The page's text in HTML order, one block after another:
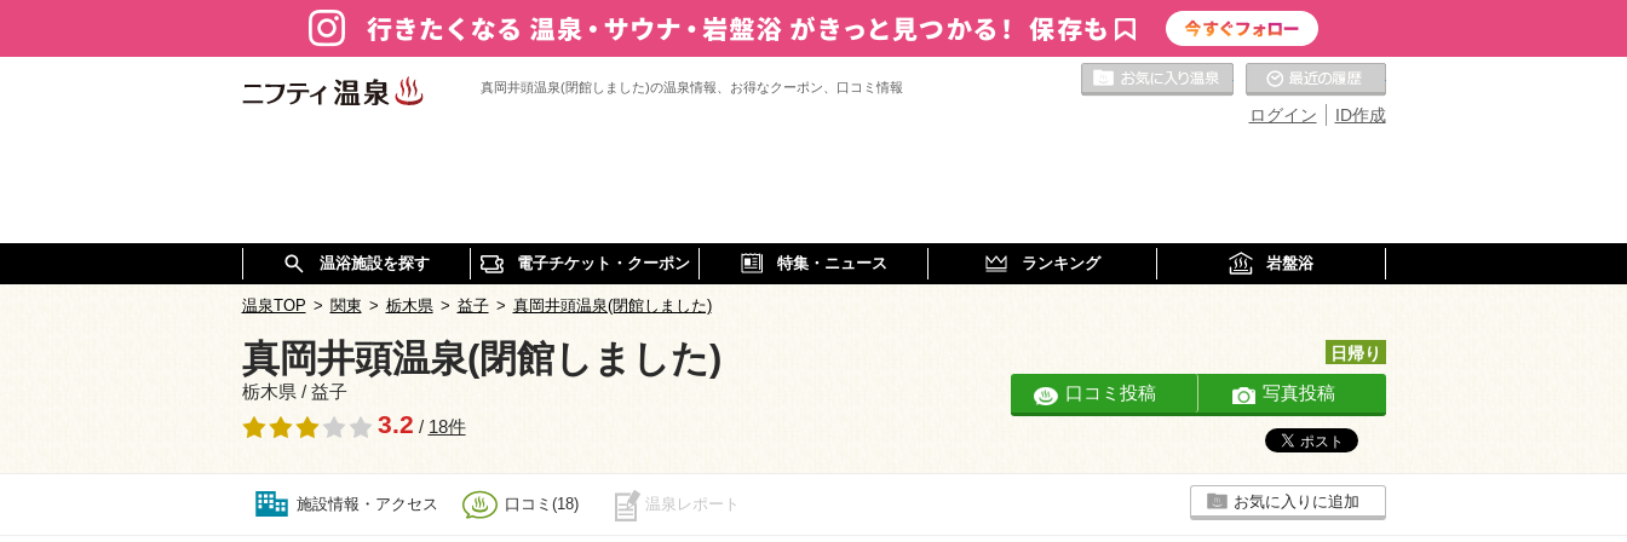
真岡井頭温泉(閉館しました)の温泉情報、お得なクーポン、口コミ情報
ID作成
ログイン
お気に入りの温泉
温浴施設を探す 電子チケット・クーポン 特集・ニュース ランキング 岩盤浴
温泉TOP > 関東 > 栃木県 > 益子 > 真岡井頭温泉(閉館しました)
真岡井頭温泉(閉館しました)
栃木県 / 益子
3.2 / 18件
日帰り
口コミ投稿 写真投稿
施設情報・アクセス 口コミ(18) 温泉レポート お気に入りに追加